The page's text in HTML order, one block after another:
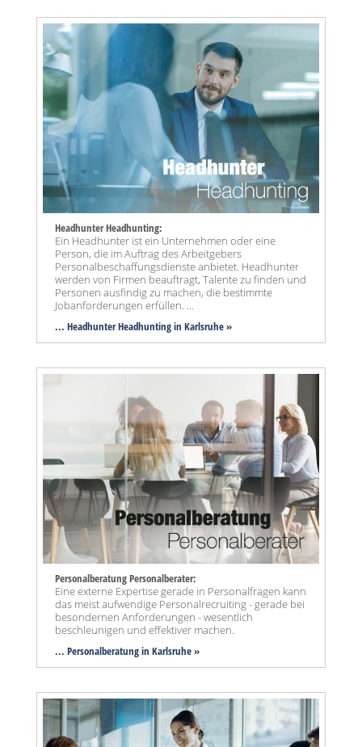
Headhunter Headhunting:
Ein Headhunter ist ein Unternehmen oder eine
Person, die im Auftrag des Arbeitgebers
Personalbeschaffungsdienste anbietet. Headhunter
werden von Firmen beauftragt, Talente zu finden und
Personen ausfindig zu machen, die bestimmte
Jobanforderungen erfüllen. ...
... Headhunter Headhunting in Karlsruhe »
Personalberatung Personalberater:
Eine externe Expertise gerade in Personalfragen kann
das meist aufwendige Personalrecruiting - gerade bei
besondernen Anforderungen - wesentlich
beschleunigen und effektiver machen.
... Personalberatung in Karlsruhe »